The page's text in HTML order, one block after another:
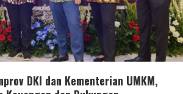
DKI dan Kementerian UMKM,